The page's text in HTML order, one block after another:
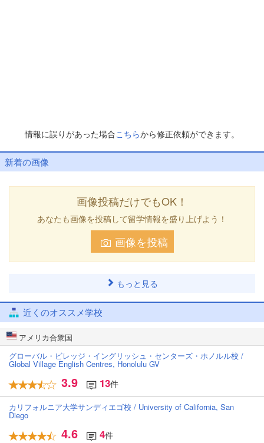
情報に誤りがあった場合こちらから修正依頼ができます。
新着の画像
画像投稿だけでもOK！
あなたも画像を投稿して留学情報を盛り上げよう！
画像を投稿
もっと見る
近くのオススメ学校
アメリカ合衆国
グローバル・ビレッジ・イングリッシュ・センターズ・ホノルル校 /
Global Village English Centres, Honolulu GV
3.9 13件
カリフォルニア大学サンディエゴ校 / University of California, San
Diego
4.6 4件